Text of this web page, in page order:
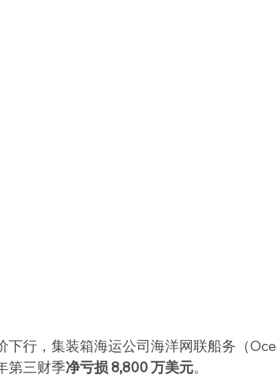
下行，集装箱海运公司海洋网联船务（
第三财季净亏损 8,800 万美元。